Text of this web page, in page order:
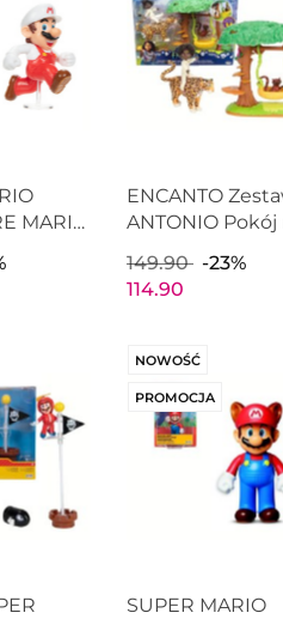
MARIO
ENCANTO
ANTONIO Pokój
JAKKS PACIFIC
219594
149.90
-23%
114.90
NOWOŚĆ
PROMOCJA
SUPER MARIO